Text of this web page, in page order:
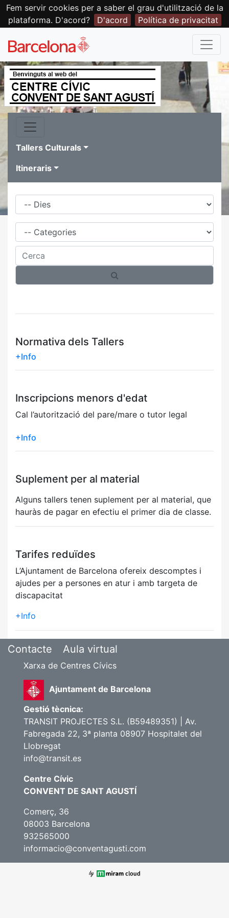
Fem servir cookies per a saber el grau d'utilització de la
plataforma. D'acord?
D'acord Política de privacitat
Tallers Culturals
Itineraris
Dies
Família
Cerca
Normativa dels Tallers
+Info
Inscripcions menors d'edat
Cal l’autorització del pare/mare o tutor legal
+Info
Suplement per al material
Alguns tallers tenen suplement per al material, que
hauràs de pagar en efectiu el primer dia de classe.
Tarifes reduïdes
L’Ajuntament de Barcelona ofereix descomptes i
ajudes per a persones en atur i amb targeta de
discapacitat
+Info
Contacte Aula virtual
Xarxa de Centres Cívics
Ajuntament de Barcelona
Gestió tècnica:
TRANSIT PROJECTES S.L. (B59489351) | Av.
Fabregada 22, 3ª planta 08907 Hospitalet del
Llobregat
info@transit.es
Centre Cívic
CONVENT DE SANT AGUSTÍ
Comerç, 36
08003 Barcelona
932565000
informacio@conventagusti.com